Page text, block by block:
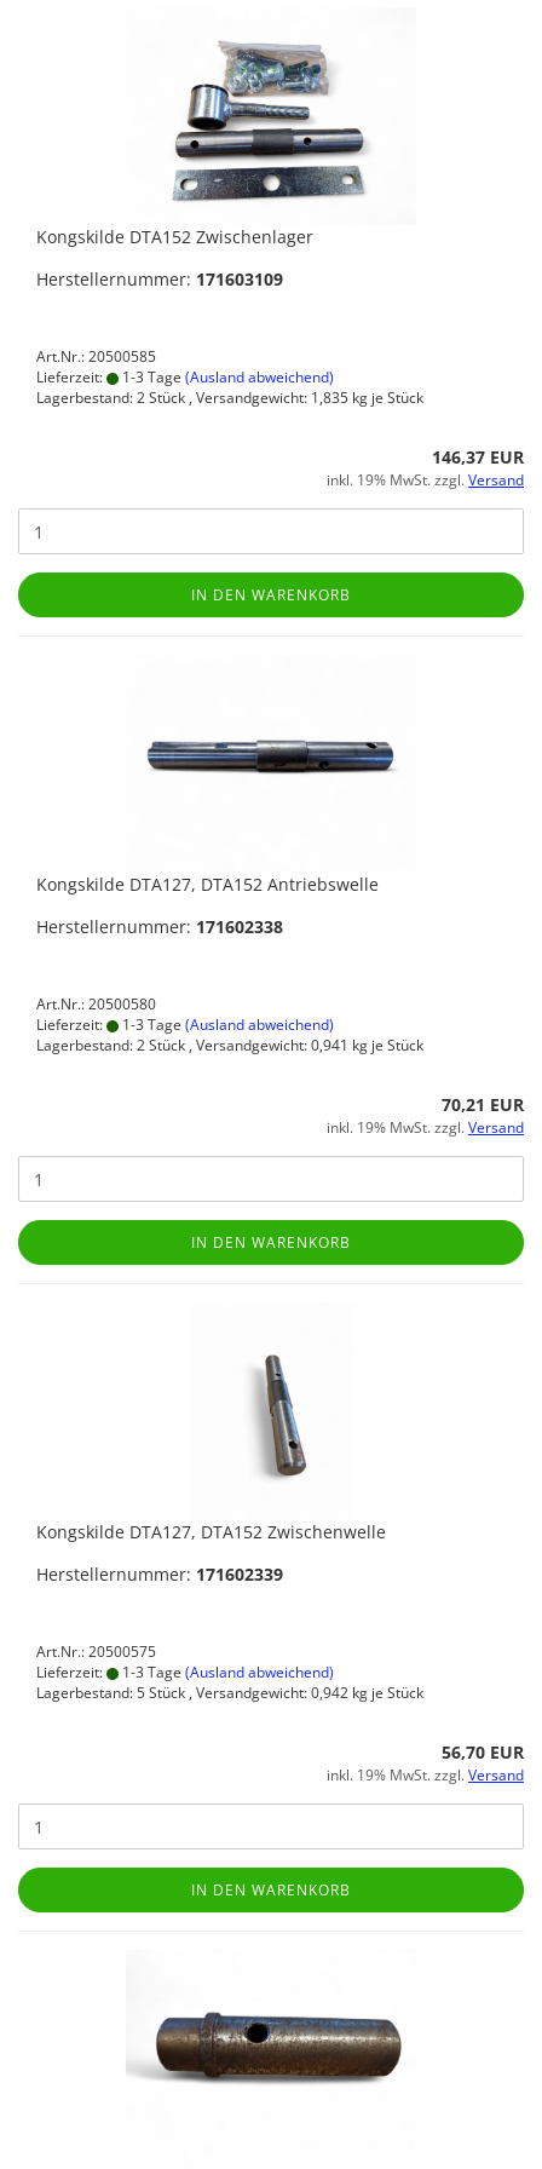
Kongskilde DTA152 Zwischenlager
Herstellernummer: 171603109
Art.Nr.: 20500585
Lieferzeit:
1-3 Tage (Ausland abweichend)
Lagerbestand: 2 Stück , Versandgewicht: 1,835 kg je Stück
146,37 EUR
inkl. 19% MwSt. zzgl.Versand
IN DEN WARENKORB
Kongskilde DTA127, DTA152 Antriebswelle
Herstellernummer: 171602338
Art.Nr.: 20500580
Lieferzeit:
1-3 Tage (Ausland abweichend)
Lagerbestand: 2 Stück , Versandgewicht:0,941 kg je Stück
70,21 EUR
inkl. 19% MwSt. zzgl.Versand
IN DEN WARENKORB
Kongskilde DTA127, DTA152 Zwischenwelle
Herstellernummer: 171602339
Art.Nr.: 20500575
Lieferzeit:
1-3 Tage (Ausland abweichend)
Lagerbestand: 5 Stück , Versandgewicht:0,942 kg je Stück
56,70 EUR
inkl. 19% MwSt. zzgl.Versand
IN DEN WARENKORB